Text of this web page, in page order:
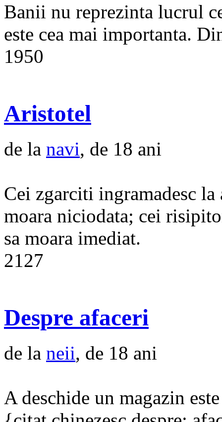
Banii nu reprezinta lucrul
este cea mai importanta.
1950
Aristotel
de la navi, de 18 ani
Cei zgarciti ingramadesc
moara niciodata; cei
sa moara imediat.
2127
Despre afaceri
de la neii, de 18 ani
A deschide un magazin